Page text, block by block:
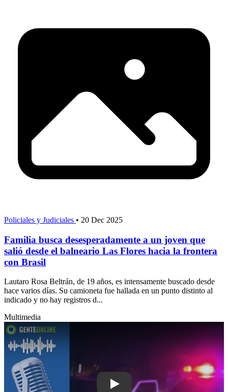
Policiales y Judiciales • 20 Dec 2025
Familia busca desesperadamente a un joven que
salió desde el balneario Las Flores hacia la frontera
con Brasil
Lautaro Rosa Beltrán, de 19 años, es intensamente buscado desde
hace varios días. Su camioneta fue hallada en un punto distinto al
indicado y no hay registros d...
Multimedia
Play: Condenaron a 9 años de prisión